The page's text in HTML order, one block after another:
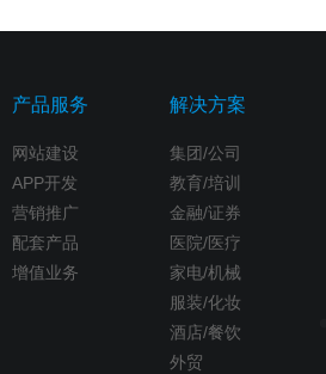
产品服务
网站建设
APP开发
营销推广
配套产品
增值业务
解决方案
集团/公司
教育/培训
金融/证券
医院/医疗
家电/机械
服装/化妆
酒店/餐饮
外贸